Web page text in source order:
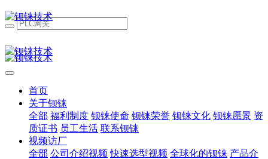
首页
关于钡铼
全部 福利制度 钡铼使命 钡铼荣誉 钡铼文化 钡铼愿景 资
质证书 员工生活 联系钡铼
视频访厂
全部 公司介绍视频 快速选型视频 全球化的钡铼 产品介